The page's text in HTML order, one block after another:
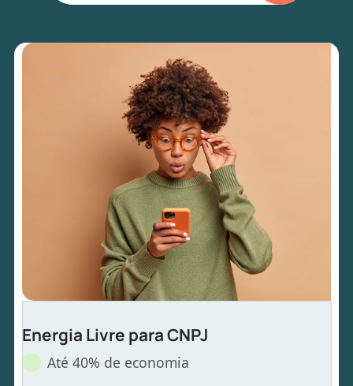
Energia Livre para CNPJ
Até 40% de economia